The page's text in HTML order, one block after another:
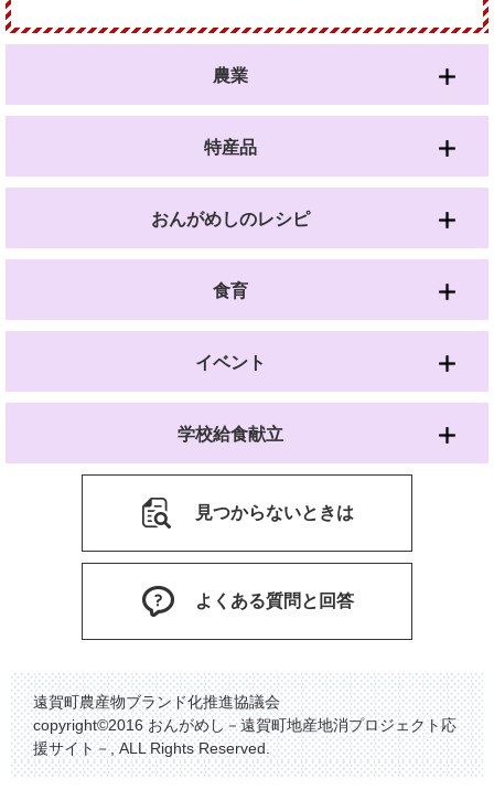
農業
特産品
おんがめしのレシピ
食育
イベント
学校給食献立
見つからないときは
よくある質問と回答
遠賀町農産物ブランド化推進協議会
copyright©2016 おんがめし－遠賀町地産地消プロジェクト応
援サイト－, ALL Rights Reserved.